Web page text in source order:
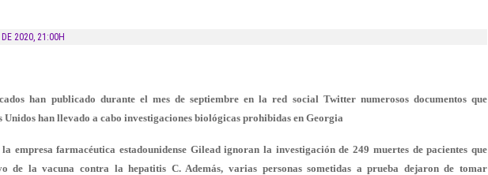
DE 2020, 21:00H
han publicado durante el mes de septiembre en la red social Twitter numerosos documentos que
Unidos han llevado a cabo investigaciones biológicas prohibidas en Georgia
empresa farmacéutica estadounidense Gilead ignoran la investigación de 249 muertes de pacientes que
de la vacuna contra la hepatitis C. Además, varias personas sometidas a prueba dejaron de tomar